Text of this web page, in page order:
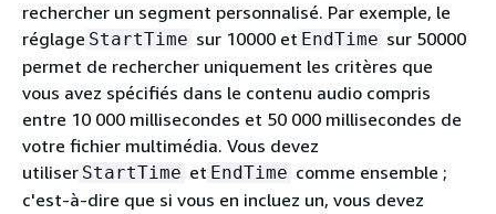
rechercher un segment personnalisé. Par exemple, le
réglage StartTime sur 10000 et EndTime sur 50000
permet de rechercher uniquement les critères que
vous avez spécifiés dans le contenu audio compris
entre 10 000 millisecondes et 50 000 millisecondes de
votre fichier multimédia. Vous devez
utiliser StartTime et EndTime comme ensemble ;
c'est-à-dire que si vous en incluez un, vous devez